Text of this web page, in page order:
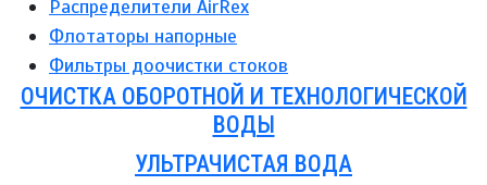
Распределители AirRex
Флотаторы напорные
Фильтры доочистки стоков
ОЧИСТКА ОБОРОТНОЙ И ТЕХНОЛОГИЧЕСКОЙ
ВОДЫ
УЛЬТРАЧИСТАЯ ВОДА